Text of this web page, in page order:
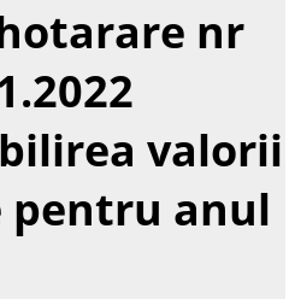
nr
valorii
pentru anul